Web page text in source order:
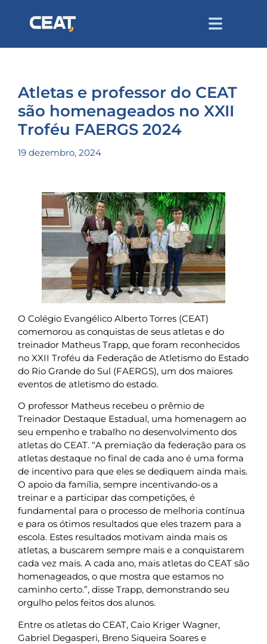
Atletas e professor do CEAT
são homenageados no XXII
Troféu FAERGS 2024
19 dezembro, 2024
O Colégio Evangélico Alberto Torres (CEAT)
comemorou as conquistas de seus atletas e do
treinador Matheus Trapp, que foram reconhecidos
no XXII Troféu da Federação de Atletismo do Estado
do Rio Grande do Sul (FAERGS), um dos maiores
eventos de atletismo do estado.
O professor Matheus recebeu o prêmio de
Treinador Destaque Estadual, uma homenagem ao
seu empenho e trabalho no desenvolvimento dos
atletas do CEAT. “A premiação da federação para os
atletas destaque no final de cada ano é uma forma
de incentivo para que eles se dediquem ainda mais.
O apoio da família, sempre incentivando-os a
treinar e a participar das competições, é
fundamental para o processo de melhoria contínua
e para os ótimos resultados que eles trazem para a
escola. Estes resultados motivam ainda mais os
atletas, a buscarem sempre mais e a conquistarem
cada vez mais. A cada ano, mais atletas do CEAT são
homenageados, o que mostra que estamos no
caminho certo.”, disse Trapp, demonstrando seu
orgulho pelos feitos dos alunos.
Entre os atletas do CEAT, Caio Kriger Wagner,
Gabriel Degasperi, Breno Siqueira Soares e